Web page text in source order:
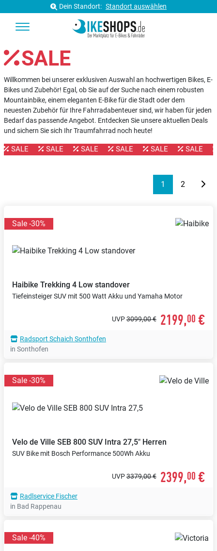
Dein Standort: Standort auswählen
SALE
Willkommen bei unserer exklusiven Auswahl an hochwertigen Bikes, E-
Bikes und Zubehör! Egal, ob Sie auf der Suche nach einem robusten
Mountainbike, einem eleganten E-Bike für die Stadt oder dem
neuesten Zubehör für Ihre Fahrradabenteuer sind, wir haben für jeden
Bedarf das passende Angebot. Entdecken Sie unsere aktuellen Deals
und sichern Sie sich Ihr Traumfahrrad noch heute!
SALE SALE SALE SALE SALE SALE
1 2
Sale -30%
Haibike Trekking 4 Low standover
Tiefeinsteiger SUV mit 500 Watt Akku und Yamaha Motor
UVP3099,00 € 2199,00 €
Radsport Schaich Sonthofen
in Sonthofen
Sale -30%
Velo de Ville SEB 800 SUV Intra 27,5" Herren
SUV Bike mit Bosch Performance 500Wh Akku
UVP3379,00 € 2399,00 €
Radlservice Fischer
in Bad Rappenau
Sale -40%